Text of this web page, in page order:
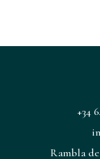
+34
Rambla